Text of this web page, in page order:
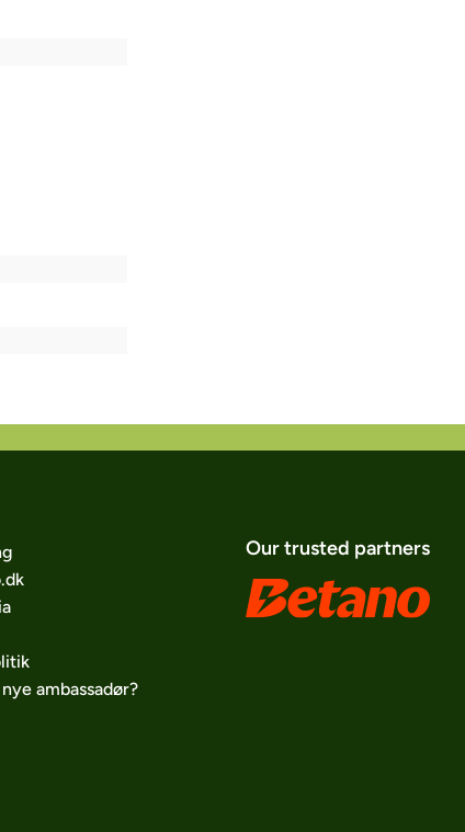
ambassadør?
Our trusted partners